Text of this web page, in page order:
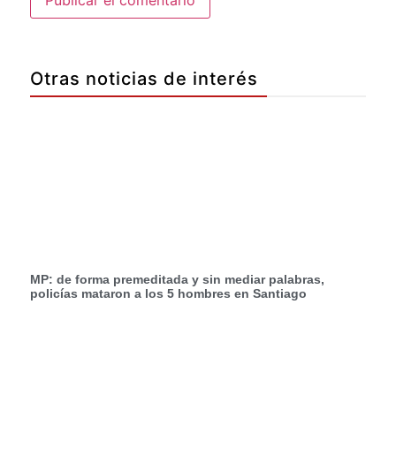
Otras noticias de interés
MP: de forma premeditada y sin mediar palabras,
policías mataron a los 5 hombres en Santiago